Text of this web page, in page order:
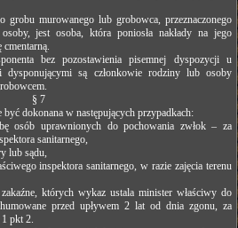
grobu murowanego lub grobowca, przeznaczonego
jest osoba, która poniosła nakłady na jego
cmentarną.
bez pozostawienia pisemnej dyspozycji u
dysponującymi są członkowie rodziny lub osoby
§ 7
dokonana w następujących przypadkach:
osób uprawnionych do pochowania zwłok – za
sanitarnego,
lub sądu,
inspektora sanitarnego, w razie zajęcia terenu
których wykaz ustala minister właściwy do
przed upływem 2 lat od dnia zgonu, za
pkt 2.